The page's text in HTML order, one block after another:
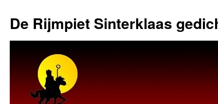
content
De Rijmpiet Sinterklaas